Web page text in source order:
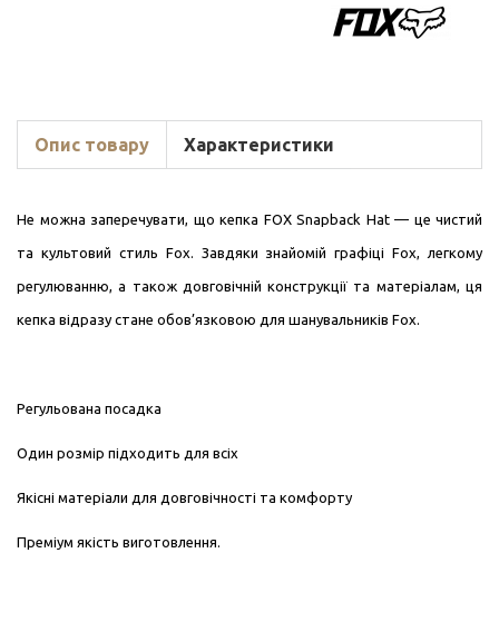
Опис товару Характеристики
Не можна заперечувати, що кепка FOX Snapback Hat — це чистий
та культовий стиль Fox. Завдяки знайомій графіці Fox, легкому
регулюванню, а також довговічній конструкції та матеріалам, ця
кепка відразу стане обов’язковою для шанувальників Fox.
Регульована посадка
Один розмір підходить для всіх
Якісні матеріали для довговічності та комфорту
Преміум якість виготовлення.